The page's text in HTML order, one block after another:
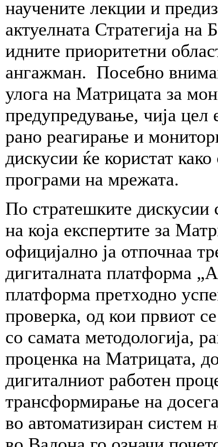
научените лекции и
актуелната Стратегија
идните приоритетни
ангажман. Посебно
улога на Матрицата за
предупредување, чија цел
рано реагирање и
дискусии ќе користат
програми на мрежата.
По стратешките дискусии
на која експертите за
официјално ја отпочнаа
дигиталната платформа
платформа претходно
проверка, од кои првиот
со самата методологија,
проценка на Матрицата,
дигиталниот работен
трансформирање на
во автоматизиран систем